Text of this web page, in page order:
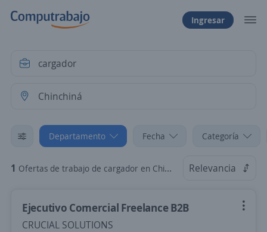
Ingresar
Departamento Fecha Categoría
1 Ofertas de trabajo de cargador en Chinchiná, Caldas Relevancia
Ejecutivo Comercial Freelance B2B
CRUCIAL SOLUTIONS